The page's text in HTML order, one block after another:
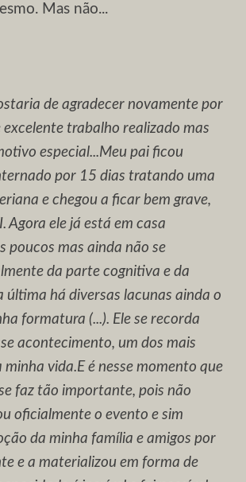
Mas não...
de agradecer novamente por
trabalho realizado mas
especial...Meu pai ficou
por 15 dias tratando uma
e chegou a ficar bem grave,
Agora ele já está em casa
poucos mas ainda não se
da parte cognitiva e da
última há diversas lacunas ainda o
formatura (...). Ele se recorda
acontecimento, um dos mais
vida.E é nesse momento que
faz tão importante, pois não
oficialmente o evento e sim
da minha família e amigos por
e a materializou em forma de